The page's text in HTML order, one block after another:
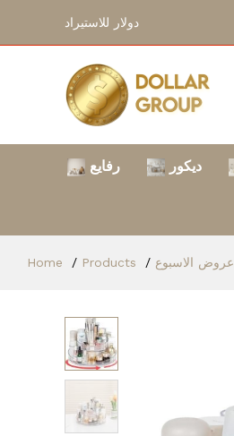
دولار للاستيراد
رفايع ديكور
Home Products عروض الاسبوع